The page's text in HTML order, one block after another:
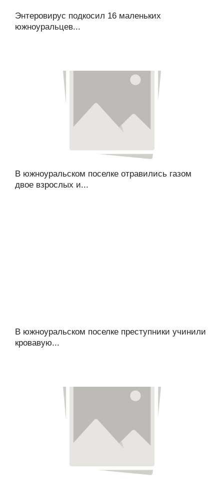
Энтеровирус подкосил 16 маленьких
южноуральцев...
В южноуральском поселке отравились газом
двое взрослых и...
В южноуральском поселке преступники учинили
кровавую...